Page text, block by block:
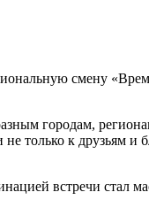
смену
городам,
только к друзьям
встречи стал